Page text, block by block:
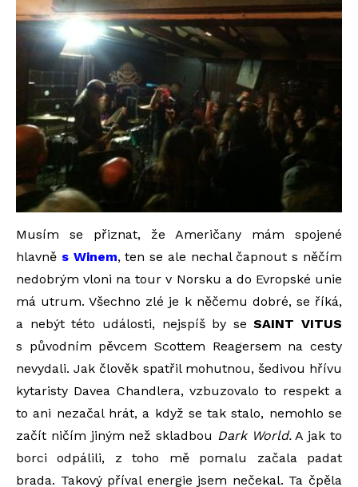
Musím se přiznat, že Američany mám spojené
hlavně s Winem, ten se ale nechal čapnout s něčím
nedobrým vloni na tour v Norsku a do Evropské unie
má utrum. Všechno zlé je k něčemu dobré, se říká,
a nebýt této události, nejspíš by seSAINT VITUS
s původním pěvcem Scottem Reagersem na cesty
nevydali. Jak člověk spatřil mohutnou, šedivou hřívu
kytaristy Davea Chandlera, vzbuzovalo to respekt a
to ani nezačal hrát, a když se tak stalo, nemohlo se
začít ničím jiným než skladbou Dark World.A jak to
borci odpálili, z toho mě pomalu začala padat
brada. Takový příval energie jsem nečekal. Ta čpěla